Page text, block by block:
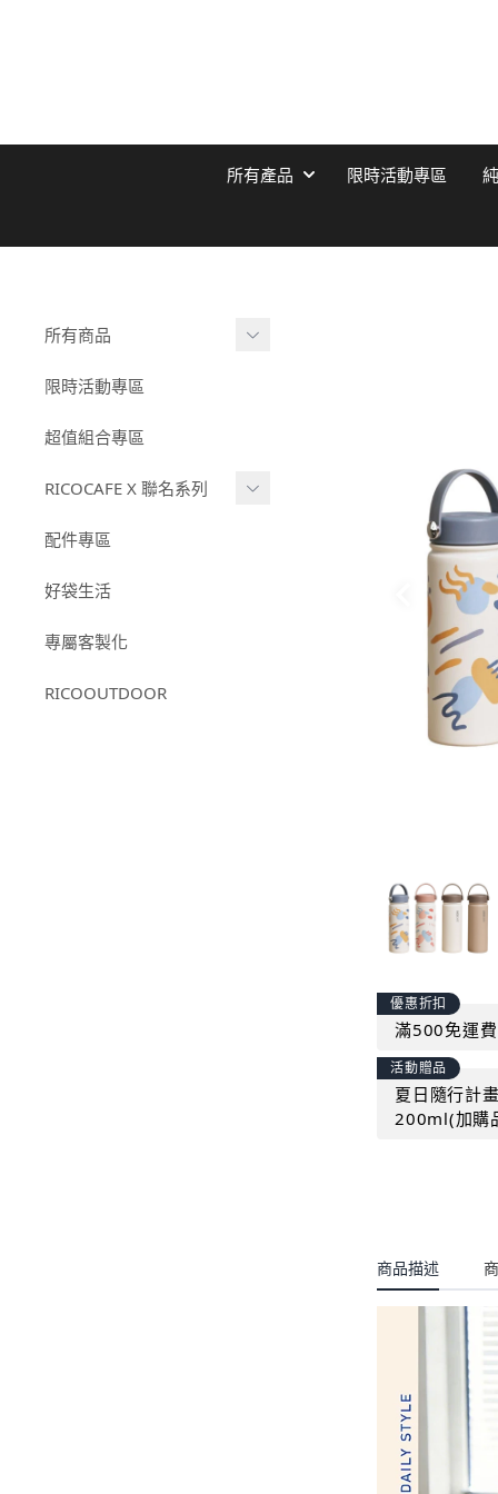
所有產品 限時活動專區
所有商品
純鈦保溫杯
陶瓷塗層保溫杯
316不鏽鋼系列
小杯款系列
限時活動專區
超值組合專區
RICOCAFE X 聯名系列
RICOCAFEＸ我是馬克｜聯
- RICOCAFEＸ我是馬
名款
配件專區
好袋生活
專屬客製化
RICOOUTDOOR
優惠折扣
滿500免運費
活動贈品
夏日隨行計
200ml(加購
商品描述